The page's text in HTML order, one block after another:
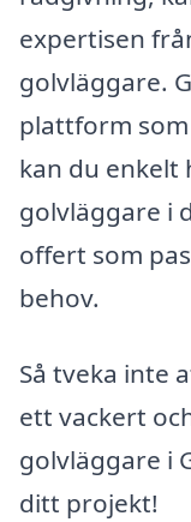
expertisen
golvläggare.
plattform
kan du enkelt
golvläggare i
offert som
behov.
Så tveka inte
ett vackert
golvläggare i
ditt projekt!